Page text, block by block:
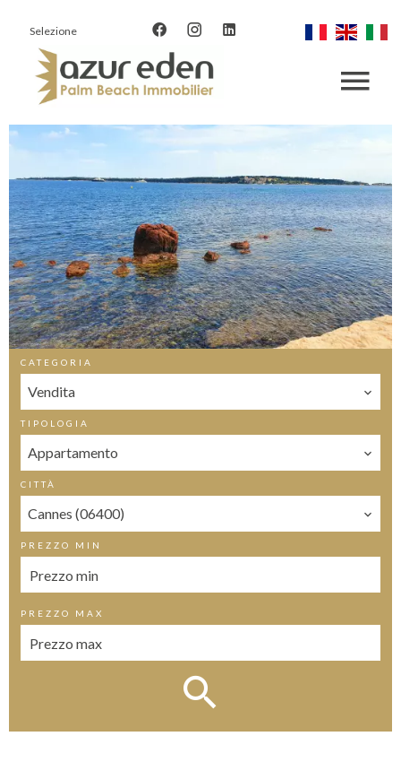
Selezione
CATEGORIA
Vendita
TIPOLOGIA
Appartamento
CITTÀ
Cannes (06400)
PREZZO MIN
PREZZO MAX